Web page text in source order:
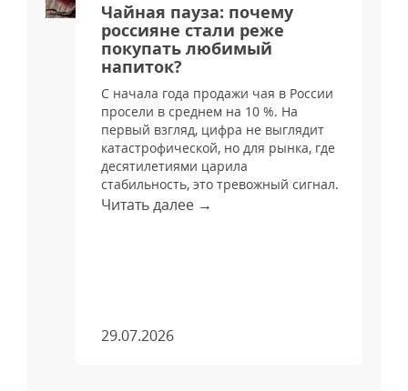
Чайная пауза: почему
россияне стали реже
покупать любимый
напиток?
С начала года продажи чая в России
просели в среднем на 10 %. На
первый взгляд, цифра не выглядит
катастрофической, но для рынка, где
десятилетиями царила
стабильность, это тревожный сигнал.
Читать далее →
29.07.2026